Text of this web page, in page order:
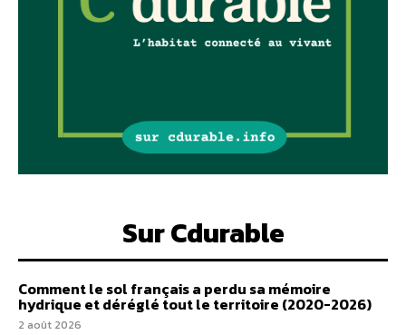
Sur Cdurable
Comment le sol français a perdu sa mémoire
hydrique et déréglé tout le territoire (2020-2026)
2 août 2026